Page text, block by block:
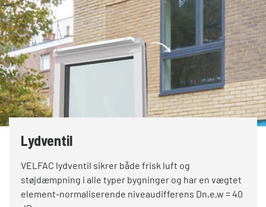
Lydventil
VELFAC lydventil sikrer både frisk luft og
støjdæmpning i alle typer bygninger og har en vægtet
element-normaliserende niveaudifferens Dn,e,w = 40